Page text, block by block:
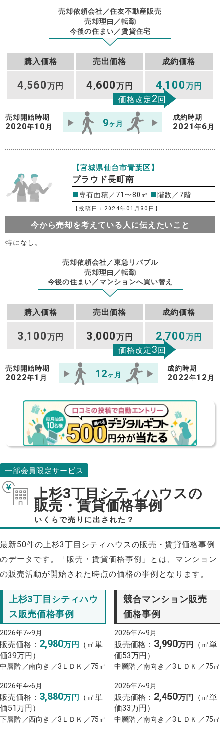
売却依頼会社／住友不動産販売
売却理由／転勤
今後の住まい／賃貸住宅
購入価格 売出価格 成約価格
4,560万円 4,600万円 4,100万円
価格改定2回
売却開始時期
2020年10 月 9ヶ月
成約時期
2021 年6 月
【宮城県仙台市青葉区】
プラウド長町南
■専有面積／71〜80㎡ ■階数／7階
【投稿日：2024年01月30日】
今から売却を考えている人に伝えたいこと
特になし。
売却依頼会社／東急リバブル
売却理由／転勤
今後の住まい／マンションへ買い替え
購入価格 売出価格 成約価格
3 ,100万円 3 ,000万円 2,700万円
価格改定3回
売却開始時期
2022年1 月 12ヶ月
成約時期
2022年12 月
一部会員限定サービス
上杉3丁目シティハウスの
販売・賃貸価格事例
いくらで売りに出された？
最新50件の上杉3丁目シティハウスの販売・賃貸価格事例
のデータです。「販売・賃貸価格事例」とは、マンション
の販売活動が開始された時点の価格の事例となります。
上杉3丁目シティハウ
ス販売価格事例
2026年7~9月
販売価格： 2,980万円
（㎡単
価39万円）
中層階 ／南向き ／3ＬＤＫ ／75㎡
2026年4~6月
販売価格： 3,880万円
（㎡単
価51万円）
下層階 ／西向き ／3ＬＤＫ ／75㎡
競合マンション販売
価格事例
2026年7~9月
販売価格： 3,990万円
（㎡単
価53万円）
中層階 ／南向き ／3ＬＤＫ ／75㎡
2026年7~9月
販売価格： 2,450万円
（㎡単
価33万円）
中層階 ／南向き ／3ＬＤＫ ／75㎡